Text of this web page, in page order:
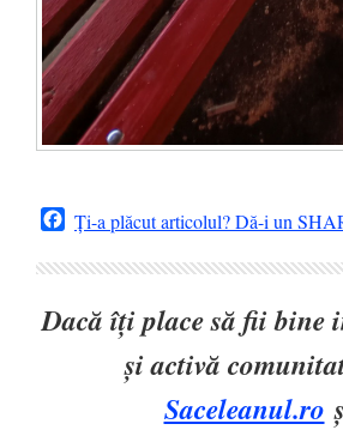
Facebook
Ți-a plăcut articolul? Dă-i un
Dacă îți place să fii bine
și activă
Saceleanul.ro